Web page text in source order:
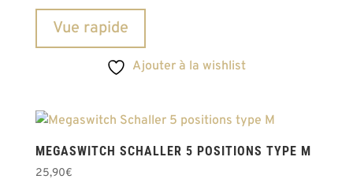
Vue rapide
Ajouter à la wishlist
MEGASWITCH SCHALLER 5 POSITIONS TYPE M
25,90€